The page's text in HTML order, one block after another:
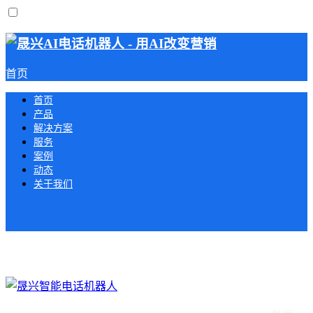
首页
首页
产品
解决方案
服务
案例
动态
关于我们